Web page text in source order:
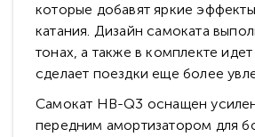
которые добавят яркие
катания. Дизайн самоката
тонах, а также в комплекте
сделает поездки еще более
Самокат HB-Q3 оснащен
передним амортизатором для